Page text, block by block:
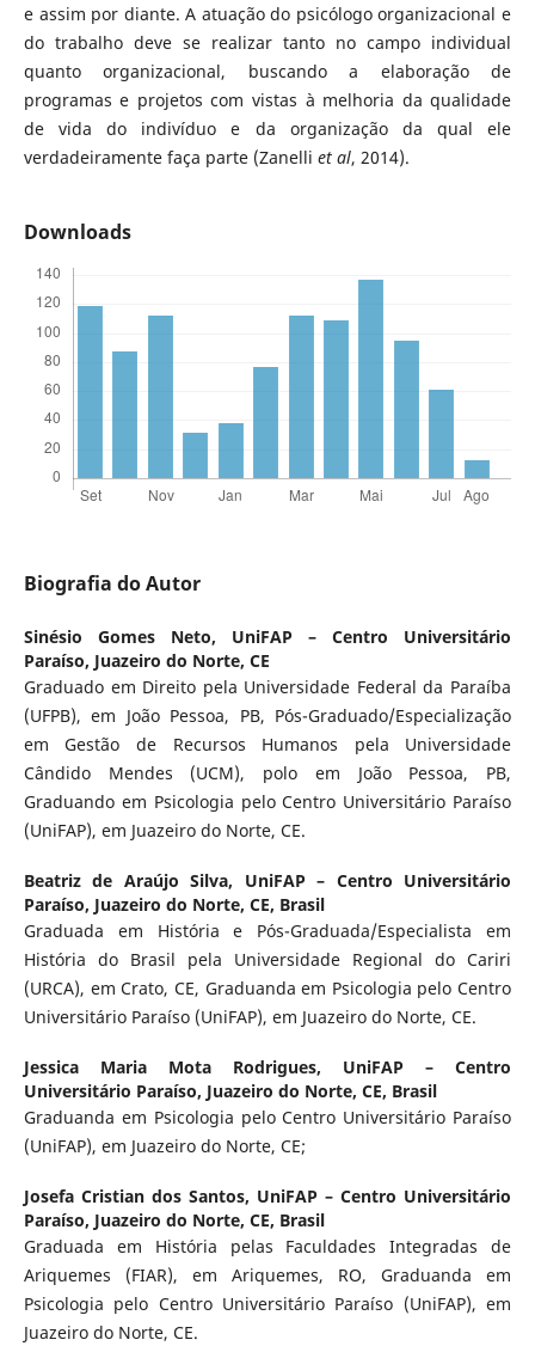
e assim por diante. A atuação do psicólogo organizacional e
do trabalho deve se realizar tanto no campo individual
quanto organizacional, buscando a elaboração de
programas e projetos com vistas à melhoria da qualidade
de vida do indivíduo e da organização da qual ele
verdadeiramente faça parte (Zanelli et al, 2014).
Downloads
Biografia do Autor
Sinésio Gomes Neto, UniFAP – Centro Universitário
Paraíso, Juazeiro do Norte, CE
Graduado em Direito pela Universidade Federal da Paraíba
(UFPB), em João Pessoa, PB, Pós-Graduado/Especialização
em Gestão de Recursos Humanos pela Universidade
Cândido Mendes (UCM), polo em João Pessoa, PB,
Graduando em Psicologia pelo Centro Universitário Paraíso
(UniFAP), em Juazeiro do Norte, CE.
Beatriz de Araújo Silva, UniFAP – Centro Universitário
Paraíso, Juazeiro do Norte, CE, Brasil
Graduada em História e Pós-Graduada/Especialista em
História do Brasil pela Universidade Regional do Cariri
(URCA), em Crato, CE, Graduanda em Psicologia pelo Centro
Universitário Paraíso (UniFAP), em Juazeiro do Norte, CE.
Jessica Maria Mota Rodrigues, UniFAP – Centro
Universitário Paraíso, Juazeiro do Norte, CE, Brasil
Graduanda em Psicologia pelo Centro Universitário Paraíso
(UniFAP), em Juazeiro do Norte, CE;
Josefa Cristian dos Santos, UniFAP – Centro Universitário
Paraíso, Juazeiro do Norte, CE, Brasil
Graduada em História pelas Faculdades Integradas de
Ariquemes (FIAR), em Ariquemes, RO, Graduanda em
Psicologia pelo Centro Universitário Paraíso (UniFAP), em
Juazeiro do Norte, CE.